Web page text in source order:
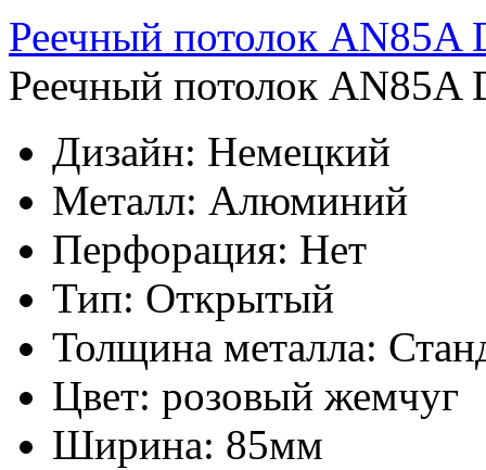
Реечный потолок AN85A
Реечный потолок AN85A
Дизайн: Немецкий
Металл: Алюминий
Перфорация: Нет
Тип: Открытый
Толщина металла:
Цвет: розовый жемчуг
Ширина: 85мм